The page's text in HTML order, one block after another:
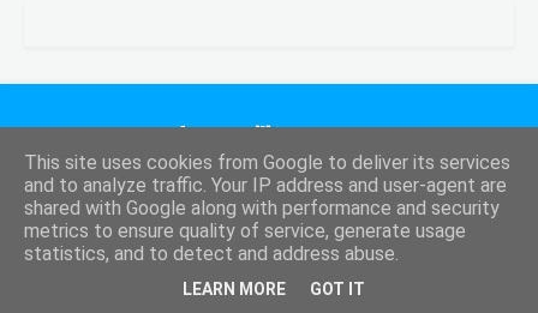
La revista cultural de los lectores interesantes. En español y
en abierto.
This site uses cookies from Google to deliver its services
and to analyze traffic. Your IP address and user-agent are
shared with Google along with performance and security
metrics to ensure quality of service, generate usage
statistics, and to detect and address abuse.
LEARN MORE GOT IT